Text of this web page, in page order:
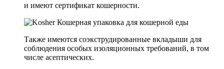
и имеют сертификат кошерности.
Также имеются соэкструдированные вкладыши для
соблюдения особых изоляционных требований, в том
числе асептических.